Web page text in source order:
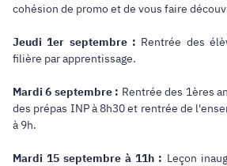
cohésion de promo et de vous faire
Jeudi 1er septembre : Rentrée des
filière par apprentissage.
Mardi 6 septembre : Rentrée des 1ères
des prépas INP à 8h30 et rentrée de
à 9h.
Mardi 15 septembre à 11h : Leçon